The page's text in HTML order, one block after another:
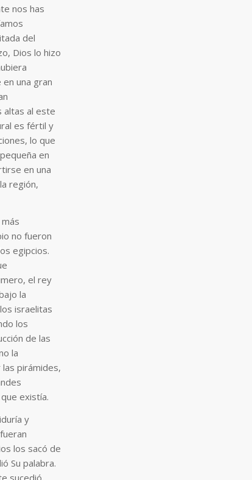
nos has
del
Dios lo hizo
una gran
altas al este
es fértil y
lo que
en
en una
región,
no fueron
egipcios.
el rey
la
israelitas
los
de las
la
pirámides,
existía.
y
los sacó de
Su palabra.
sucedió.